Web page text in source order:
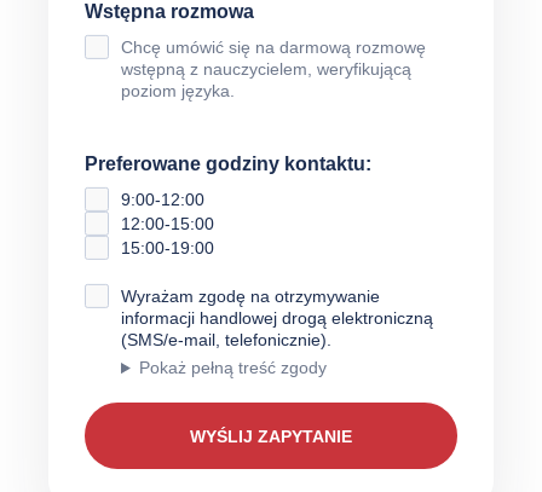
Wstępna rozmowa
Chcę umówić się na darmową rozmowę
wstępną z nauczycielem, weryfikującą
poziom języka.
Preferowane godziny kontaktu:
9:00-12:00
12:00-15:00
15:00-19:00
Wyrażam zgodę na otrzymywanie
informacji handlowej drogą elektroniczną
(SMS/e-mail, telefonicznie).
Pokaż pełną treść zgody